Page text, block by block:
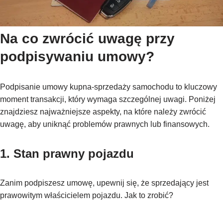
Na co zwrócić uwagę przy
podpisywaniu umowy?
Podpisanie umowy kupna-sprzedaży samochodu to kluczowy
moment transakcji, który wymaga szczególnej uwagi. Poniżej
znajdziesz najważniejsze aspekty, na które należy zwrócić
uwagę, aby uniknąć problemów prawnych lub finansowych.
1. Stan prawny pojazdu
Zanim podpiszesz umowę, upewnij się, że sprzedający jest
prawowitym właścicielem pojazdu. Jak to zrobić?